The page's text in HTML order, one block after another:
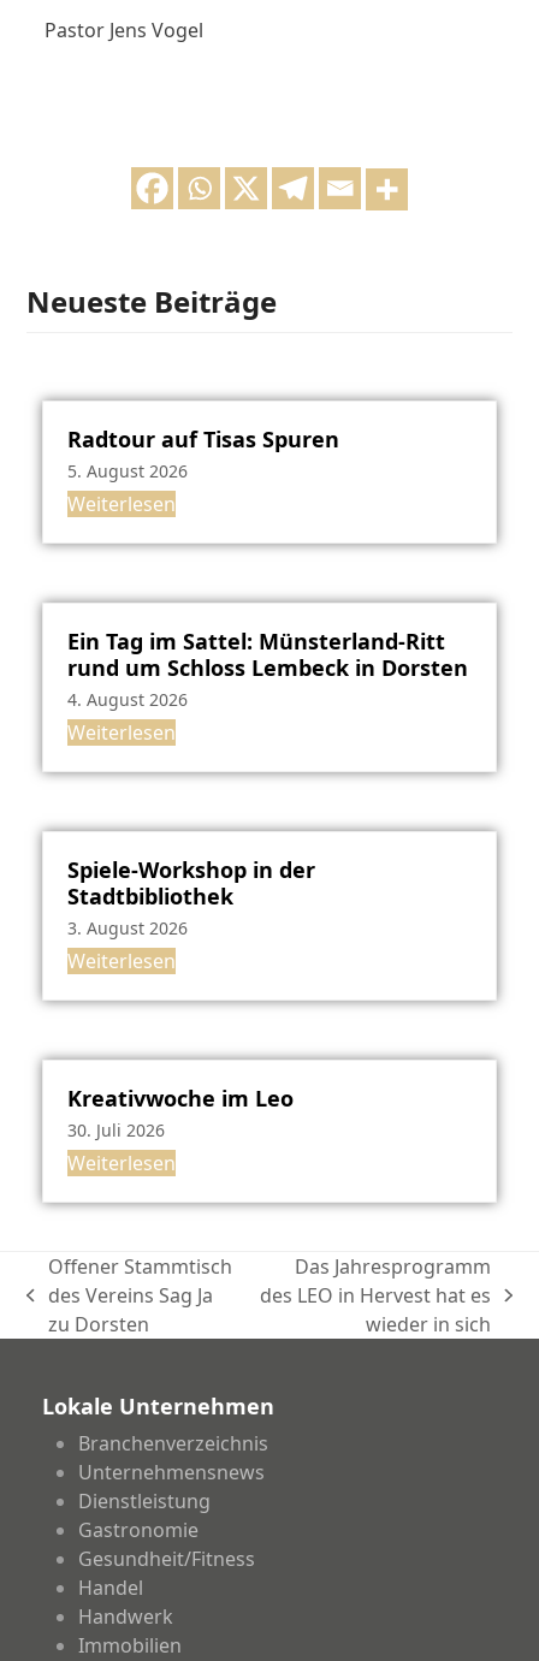
Pastor Jens Vogel
Neueste Beiträge
Radtour auf Tisas Spuren
5. August 2026
Weiterlesen
Ein Tag im Sattel: Münsterland-Ritt
rund um Schloss Lembeck in Dorsten
4. August 2026
Weiterlesen
Spiele-Workshop in der
Stadtbibliothek
3. August 2026
Weiterlesen
Kreativwoche im Leo
30. Juli 2026
Weiterlesen
vorheriger
Beitrag:
Offener Stammtisch
des Vereins Sag Ja
zu Dorsten
Nächster
Beitrag:
Das Jahresprogramm
des LEO in Hervest hat es
wieder in sich
Lokale Unternehmen
Branchenverzeichnis
Unternehmensnews
Dienstleistung
Gastronomie
Gesundheit/Fitness
Handel
Handwerk
Immobilien